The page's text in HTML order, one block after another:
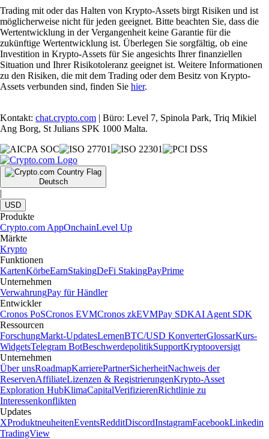
Trading mit oder das Halten von Krypto-Assets birgt Risiken und ist
möglicherweise nicht für jeden geeignet. Bitte beachten Sie, dass die
Wertentwicklung in der Vergangenheit keine Garantie für die
zukünftige Wertentwicklung ist. Überlegen Sie sorgfältig, ob eine
Investition in Krypto-Assets für Sie angesichts Ihrer finanziellen
Situation und Ihrer Risikotoleranz geeignet ist. Weitere Informationen
zu den Risiken, die mit dem Trading oder dem Besitz von Krypto-
Assets verbunden sind, finden Sie hier.
Kontakt: chat.crypto.com | Büro: Level 7, Spinola Park, Triq Mikiel
Ang Borg, St Julians SPK 1000 Malta.
Deutsch
|
USD
Produkte
Crypto.com AppOnchainLevel Up
Märkte
Krypto
Funktionen
KartenKörbeEarnStakingDeFi StakingPayPrime
Unternehmen
VerwahrungPay für Händler
Entwickler
Cronos PoSCronos EVMCronos zkEVMPay SDKAI Agent SDK
Ressourcen
ForschungMarkt-UpdatesLernenBTC/USD KonverterGlossarKurs-
WidgetsTelegram BotBeschwerdepolitikSupportKryptooversigt
Unternehmen
Über unsRoadmapKarrierePartnerSicherheitNachweis der
ReservenAffiliateLizenzen & RegistrierungenKrypto-Asset
Exploration HubKlimaCapitalVerifizierenRichtlinie zu
Interessenkonflikten
Updates
XProduktneuheitenEventsRedditDiscordInstagramFacebookLinkedin
TradingView